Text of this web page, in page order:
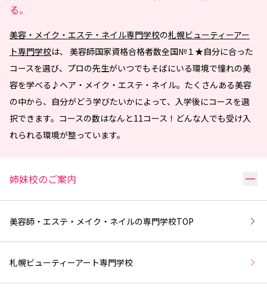
る。
美容・メイク・エステ・ネイル専門学校の札幌ビューティーアー
ト専門学校は、 美容師国家資格合格者数全国№１★自分に合った
コースを選び、プロの先生がいつでもそばにいる環境で憧れの美
容を学べる♪ヘア・メイク・エステ・ネイル。たくさんある美容
の中から、自分がどう学びたいかによって、入学後にコースを選
択できます。コースの数はなんと11コース！どんな人でも受け入
れられる環境が整っています。
姉妹校のご案内 リ
美容師・エステ・メイク・ネイルの専門学校TOP
札幌ビューティーアート専門学校